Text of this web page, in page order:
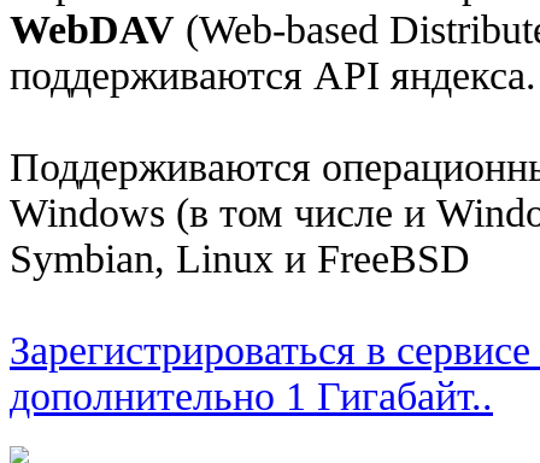
WebDAV (Web-based
поддерживаются API яндекса.
Поддерживаются
Windows (в том числе и
Symbian, Linux и FreeBSD
Зарегистрироваться в
дополнительно 1 Гигабайт..